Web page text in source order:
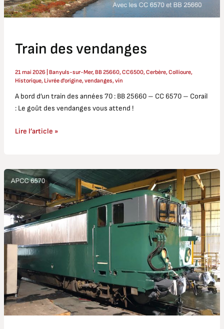
Train des vendanges
21 mai 2026 | Banyuls-sur-Mer, BB 25660,CC6500,Cerbère,Collioure,
Historique, Livrée d'origine,vendanges,vin
A bord d’un train des années 70 : BB 25660 – CC 6570 – Corail
: Le goût des vendanges vous attend !
Lire l’article »
BB
25660
:
travaux
de
peinture
et
marquages
pour
remise
en
livrée
historique